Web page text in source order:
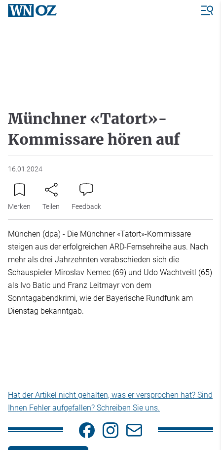
Münchner «Tatort»-
Kommissare hören auf
16.01.2024
Merken Teilen Feedback
München (dpa) - Die Münchner «Tatort»-Kommissare
steigen aus der erfolgreichen ARD-Fernsehreihe aus. Nach
mehr als drei Jahrzehnten verabschieden sich die
Schauspieler Miroslav Nemec (69) und Udo Wachtveitl (65)
als Ivo Batic und Franz Leitmayr von dem
Sonntagabendkrimi, wie der Bayerische Rundfunk am
Dienstag bekanntgab.
Hat der Artikel nicht gehalten, was er versprochen hat? Sind
Ihnen Fehler aufgefallen? Schreiben Sie uns.